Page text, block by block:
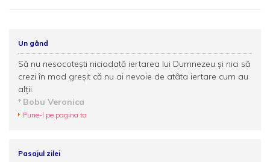
Un gând
Să nu nesocoteşti niciodată iertarea lui Dumnezeu şi nici să
crezi în mod greşit că nu ai nevoie de atâta iertare cum au
alții.
Bobu Veronica
Pune-l pe pagina ta
Pasajul zilei